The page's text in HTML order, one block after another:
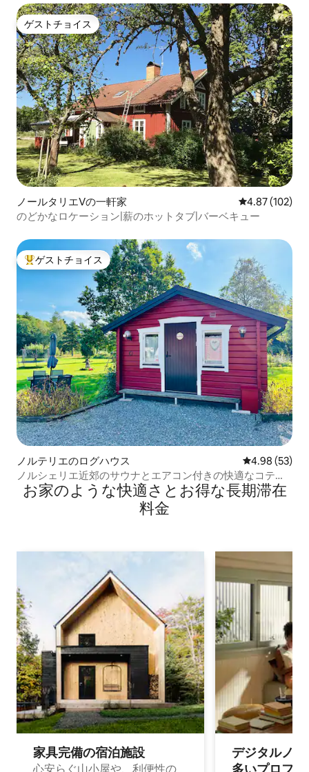
ゲストチョイス
ゲストチョイス
ノールタリエVの一軒家 レビュー102
4.87 (102)
のどかなロケーション|薪のホットタブ|バーベキュー
大好評のゲストチョイスです。
ゲストチョイス
ノルテリエのログハウス レビュー53
4.98 (53)
ノルシェリエ近郊のサウナとエアコン付きの快適なコテー
ジ
お家のような快⁠適⁠さ⁠とお⁠得⁠な長⁠期⁠滞⁠在
料⁠金
家具完備の宿⁠泊⁠施⁠設
心安らぐ山小屋や、利便性の
デジタルノ